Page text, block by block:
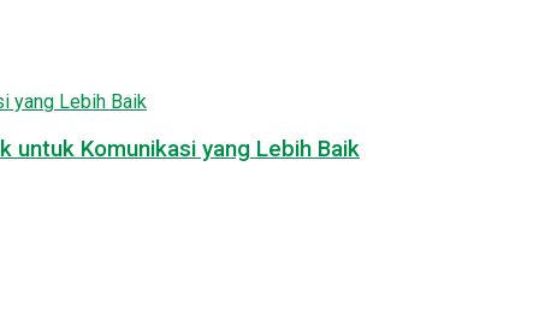
untuk Komunikasi yang Lebih Baik